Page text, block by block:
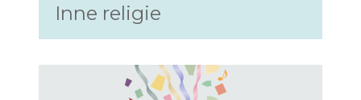
Inne religie